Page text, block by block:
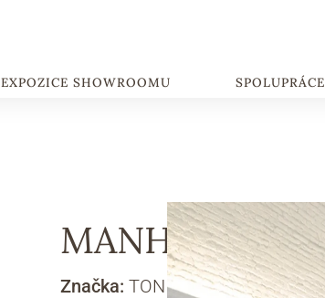
EXPOZICE SHOWROOMU SPOLUPRÁCE
MANHATTAN
Značka: TONIN CASA